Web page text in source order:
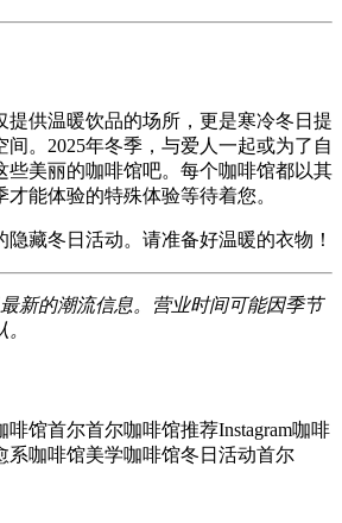
提供温暖饮品的场所，更是寒冷冬日提
。2025年冬季，与爱人一起或为了自
些美丽的咖啡馆吧。每个咖啡馆都以其
能体验的特殊体验等待着您。
藏冬日活动。请准备好温暖的衣物！
新的潮流信息。营业时间可能因季节
啡馆首尔首尔咖啡馆推荐Instagram咖啡
系咖啡馆美学咖啡馆冬日活动首尔